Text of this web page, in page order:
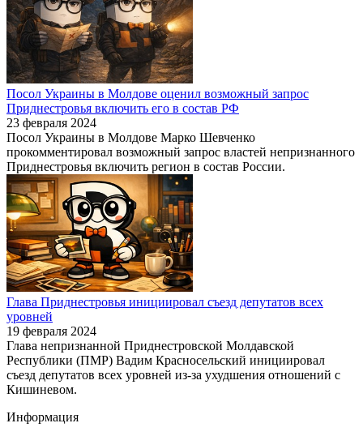
Посол Украины в Молдове оценил возможный запрос
Приднестровья включить его в состав РФ
23 февраля 2024
Посол Украины в Молдове Марко Шевченко
прокомментировал возможный запрос властей непризнанного
Приднестровья включить регион в состав России.
Глава Приднестровья инициировал съезд депутатов всех
уровней
19 февраля 2024
Глава непризнанной Приднестровской Молдавской
Республики (ПМР) Вадим Красносельский инициировал
съезд депутатов всех уровней из-за ухудшения отношений с
Кишиневом.
Информация